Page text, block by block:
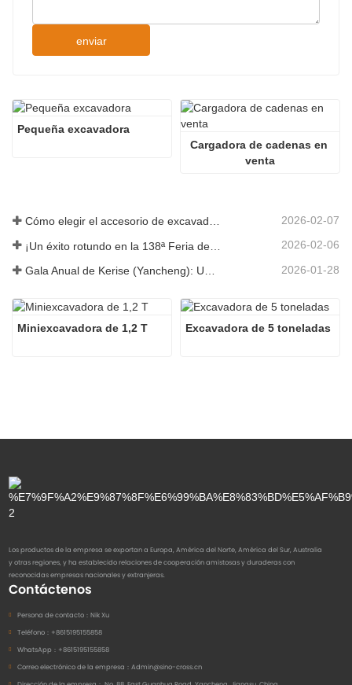
enviar
Pequeña excavadora
Cargadora de cadenas en
venta
Cómo elegir el accesorio de excavadora adecuado para trabajos de excavación y nivelación 2026-02-07
2026-02-06
2026-01-28
Miniexcavadora de 1,2 T Excavadora de 5 toneladas
Los productos de la empresa se exportan a Europa, América del Norte, América del Sur, Australia
y otras regiones, y ha establecido relaciones de cooperación amistosas y duraderas con
reconocidas empresas nacionales y extranjeras.
Contáctenos
Persona de contacto： Nik Xu
Teléfono： +8615195155858
WhatsApp： +8615195155858
Correo electrónico de la empresa： Admin@sino-cross.cn